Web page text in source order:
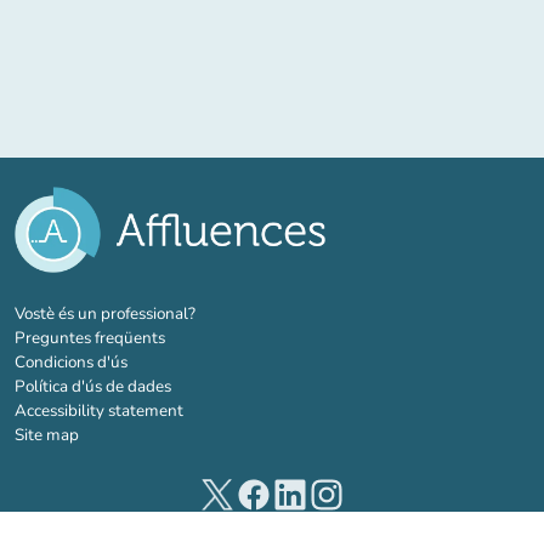
Vostè és un professional?(new tab)
Preguntes freqüents
Condicions d'ús
Política d'ús de dades
Accessibility statement
Site map
(new tab)(new tab)(new tab)